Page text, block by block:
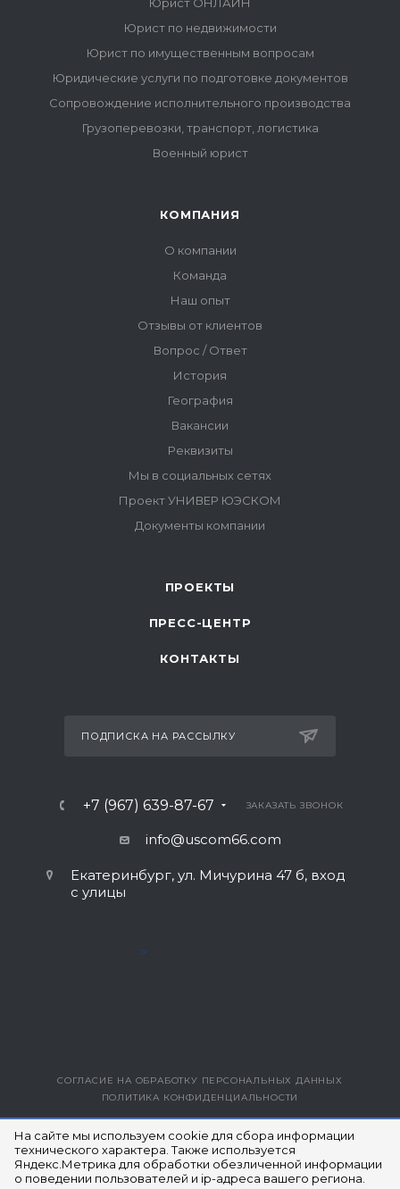
На сайте мы используем cookie для сбора информации
технического характера. Также используется
Яндекс.Метрика для обработки обезличенной информации
о поведении пользователей и ip-адреса вашего региона.
ПРОЕКТЫ
ПРЕСС-ЦЕНТР
КОНТАКТЫ
ПОДПИСКА НА РАССЫЛКУ
+7 (967) 639-87-67 ЗАКАЗАТЬ ЗВОНОК
info@uscom66.com
Екатеринбург, ул. Мичурина 47 б, вход
с улицы
>
ВЕРСИЯ ДЛЯ ПЕЧАТИ
СОГЛАСИЕ НА ОБРАБОТКУ ПЕРСОНАЛЬНЫХ ДАННЫХ
ПОЛИТИКА КОНФИДЕНЦИАЛЬНОСТИ
© 2014- 2026 ЮЭСКОМ